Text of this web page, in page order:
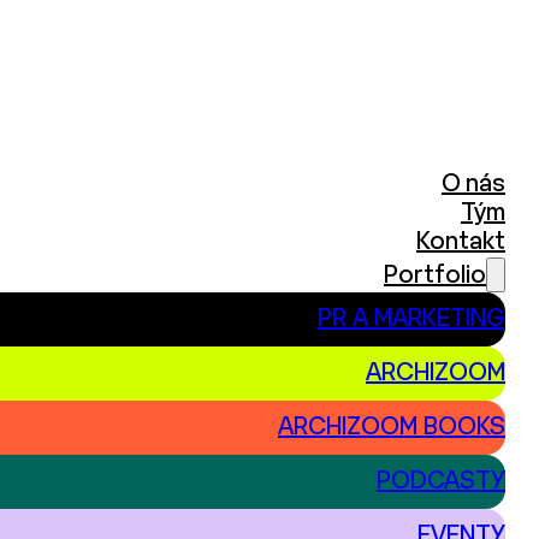
O nás
Tým
Kontakt
Portfolio
PR A MARKETING
ARCHIZOOM
ARCHIZOOM BOOKS
PODCASTY